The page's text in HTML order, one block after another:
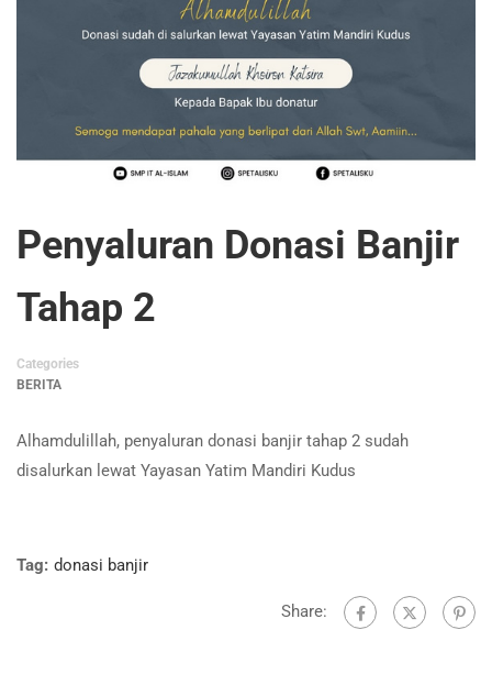
Penyaluran Donasi Banjir
Tahap 2
Categories
BERITA
Alhamdulillah, penyaluran donasi banjir tahap 2 sudah
disalurkan lewat Yayasan Yatim Mandiri Kudus
Tag: donasi banjir
Share: